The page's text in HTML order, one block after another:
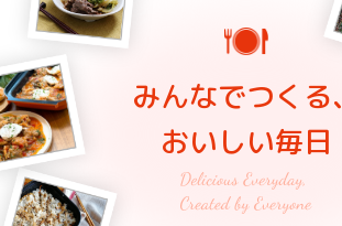
みんなでつくる、
おいしい毎日